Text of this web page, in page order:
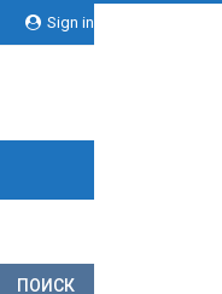
Sign in